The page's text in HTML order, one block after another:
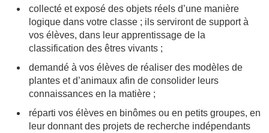
collecté et exposé des objets réels d’une manière
logique dans votre classe ; ils serviront de support à
vos élèves, dans leur apprentissage de la
classification des êtres vivants ;
demandé à vos élèves de réaliser des modèles de
plantes et d’animaux afin de consolider leurs
connaissances en la matière ;
réparti vos élèves en binômes ou en petits groupes, en
leur donnant des projets de recherche indépendants